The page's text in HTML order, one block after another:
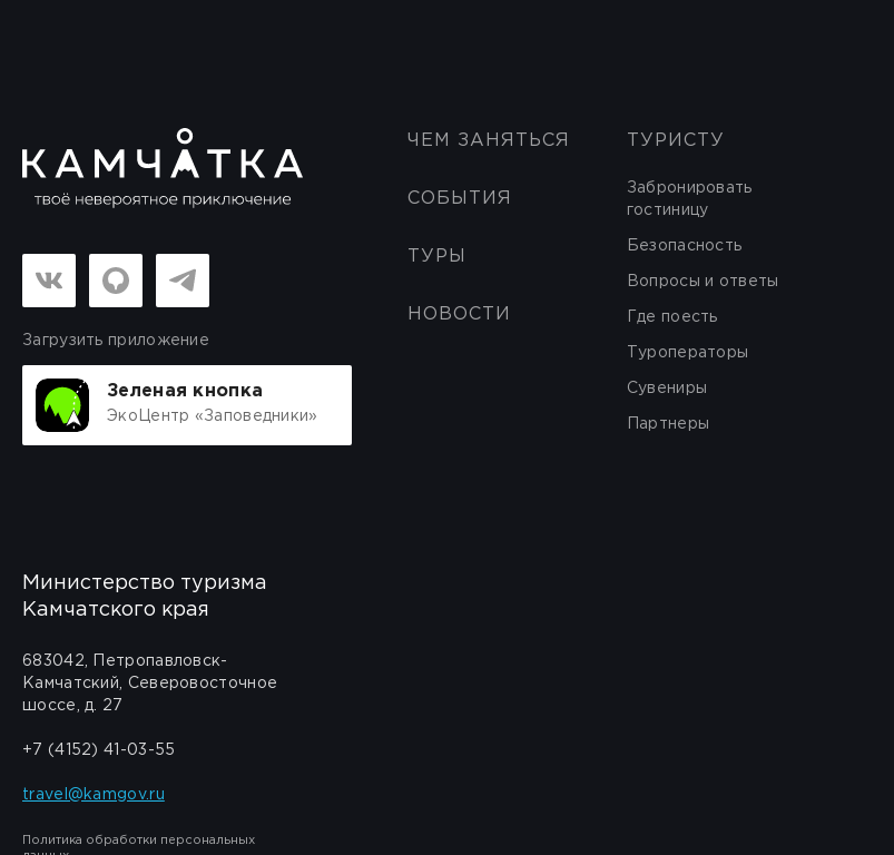
Загрузить приложение
Зеленая кнопка
ЭкоЦентр «Заповедники»
ЧЕМ ЗАНЯТЬСЯ
СОБЫТИЯ
ТУРЫ
НОВОСТИ
ТУРИСТУ
Забронировать
гостиницу
Безопасность
Вопросы и ответы
Где поесть
Туроператоры
Сувениры
Партнеры
Министерство туризма
Камчатского края
683042, Петропавловск-
Камчатский, Северовосточное
шоссе, д. 27
+7 (4152) 41-03-55
travel@kamgov.ru
Политика обработки персональных